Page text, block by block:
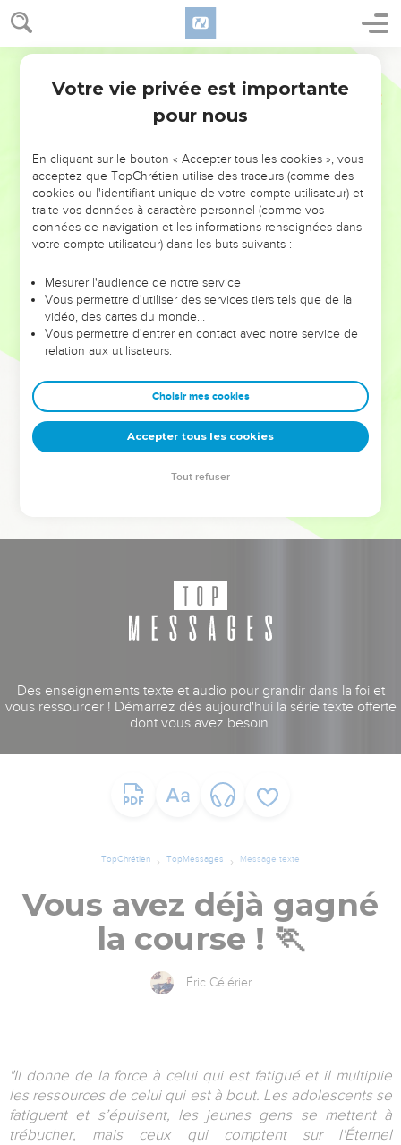
NE MANQUEZ PAS L’ÉVÉNEMENT
DE L’ANNÉE !
ET SI LEURS ERREURS POUVAIENT VOUS ÉVITER LES
VOTRES ?
leur foi ou leur vision. Mais on voit moins les doutes, les erreurs
et les saisons difficiles qu'ils ont traversés, alors même que ce
sont elles qui les ont façonnés.
Dans cette conférence, leaders, entrepreneurs, et responsables
clés pour avancer avec plus de sagesse afin que leurs erreurs
deviennent vos tremplins. Que vous guidiez un ministère, une
équipe, un groupe ou une famille, leur expérience est faite
pour vous.
Des enseignements texte et audio pour grandir dans la foi et
vous ressourcer ! Démarrez dès aujourd'hui la série texte offerte
dont vous avez besoin.
TopChrétien TopMessages Message texte
Vous avez déjà gagné
la course ! 🏃‍
Éric Célérier
"Il donne de la force à celui qui est fatigué et il multiplie
les ressources de celui qui est à bout. Les adolescents se
fatiguent et s’épuisent, les jeunes gens se mettent à
trébucher, mais ceux qui comptent sur l'Éternel
Votre vie privée est importante
pour nous
En cliquant sur le bouton « Accepter tous les cookies », vous
acceptez que TopChrétien utilise des traceurs (comme des
cookies ou l'identifiant unique de votre compte utilisateur) et
traite vos données à caractère personnel (comme vos
données de navigation et les informations renseignées dans
votre compte utilisateur) dans les buts suivants :
Mesurer l'audience de notre service
Vous permettre d'utiliser des services tiers tels que de la
vidéo, des cartes du monde…
Vous permettre d'entrer en contact avec notre service de
relation aux utilisateurs.
Choisir mes cookies
Accepter tous les cookies
Tout refuser